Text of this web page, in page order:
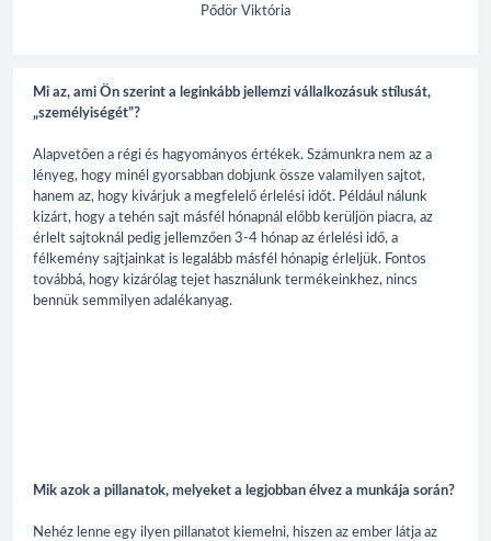
Pődör Viktória
Mi az, ami Ön szerint a leginkább jellemzi vállalkozásuk stílusát,
„személyiségét”?
Alapvetően a régi és hagyományos értékek. Számunkra nem az a
lényeg, hogy minél gyorsabban dobjunk össze valamilyen sajtot,
hanem az, hogy kivárjuk a megfelelő érlelési időt. Például nálunk
kizárt, hogy a tehén sajt másfél hónapnál előbb kerüljön piacra, az
érlelt sajtoknál pedig jellemzően 3-4 hónap az érlelési idő, a
félkemény sajtjainkat is legalább másfél hónapig érleljük. Fontos
továbbá, hogy kizárólag tejet használunk termékeinkhez, nincs
bennük semmilyen adalékanyag.
Mik azok a pillanatok, melyeket a legjobban élvez a munkája során?
Nehéz lenne egy ilyen pillanatot kiemelni, hiszen az ember látja az